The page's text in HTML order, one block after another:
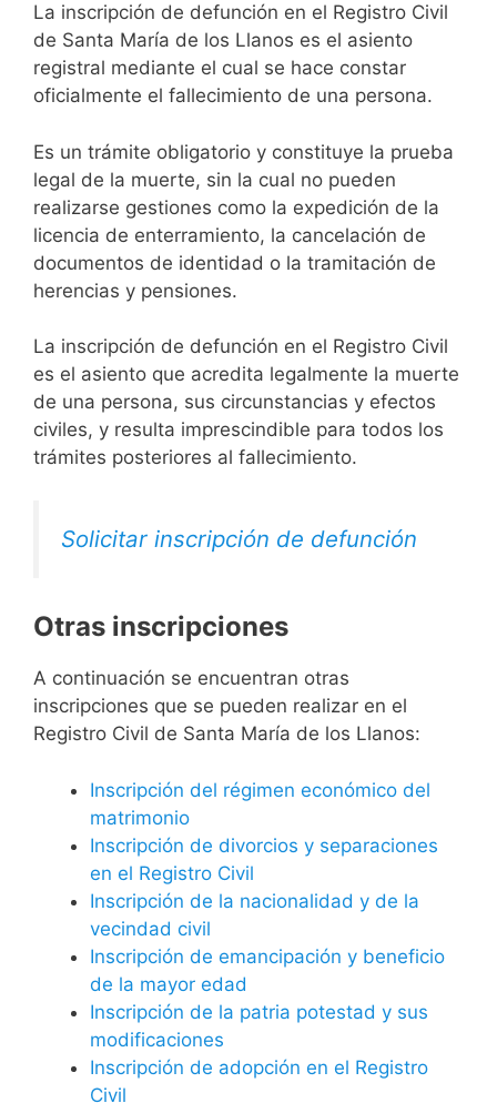
La inscripción de defunción en el Registro Civil
de Santa María de los Llanos es el asiento
registral mediante el cual se hace constar
oficialmente el fallecimiento de una persona.
Es un trámite obligatorio y constituye la prueba
legal de la muerte, sin la cual no pueden
realizarse gestiones como la expedición de la
licencia de enterramiento, la cancelación de
documentos de identidad o la tramitación de
herencias y pensiones.
La inscripción de defunción en el Registro Civil
es el asiento que acredita legalmente la muerte
de una persona, sus circunstancias y efectos
civiles, y resulta imprescindible para todos los
trámites posteriores al fallecimiento.
Solicitar inscripción de defunción
Otras inscripciones
A continuación se encuentran otras
inscripciones que se pueden realizar en el
Registro Civil de Santa María de los Llanos:
Inscripción del régimen económico del
matrimonio
Inscripción de divorcios y separaciones
en el Registro Civil
Inscripción de la nacionalidad y de la
vecindad civil
Inscripción de emancipación y beneficio
de la mayor edad
Inscripción de la patria potestad y sus
modificaciones
Inscripción de adopción en el Registro
Civil